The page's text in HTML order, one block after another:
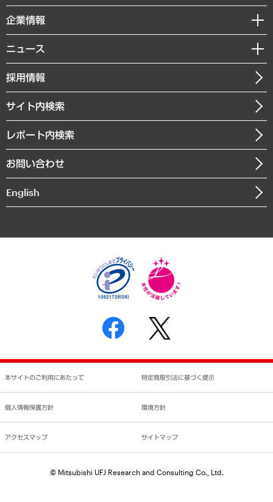
共生・ダイバーシティ
GRC（ガバナンス・リスク・コンプライアンス）・防災（政策）
経済・産業・雇用・労働
まちづくり・観光・交通・スポーツ・スマートシティ
自然資源・農林水産業・食料システム
レポート
コラム
経営用語集
受託・受注実績（官公庁関連）
メディア掲載・出演
セミナー・イベント情報
MUFGビジネスセミナー
受託案件情報
企業情報
私たちの想い
社長メッセージ
会社概要
沿革
組織図・本部部室紹介
インドネシア現地法人
個人情報保護方針
反社会的勢力に対する基本方針
書面による個人情報の開示等の請求の手続きについて
ニュース
ニュースリリース
お知らせ
採用情報
サイト内検索
レポート内検索
お問い合わせ
English
本サイトのご利用にあたって 特定商取引法に基づく提示
個人情報保護方針 環境方針
アクセスマップ サイトマップ
© Mitsubishi UFJ Research and Consulting Co., Ltd.